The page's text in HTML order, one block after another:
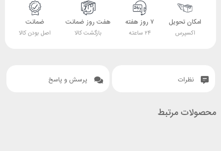
امکان تحویل
اکسپرس
۷ روز هفته
۲۴ ساعته
هفت روز ضمانت
بازگشت کالا
ضمانت
اصل بودن کالا
نظرات پرسش و پاسخ
محصولات مرتبط